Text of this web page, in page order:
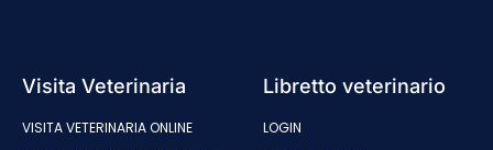
Visita Veterinaria
VISITA VETERINARIA ONLINE
Libretto veterinario
LOGIN